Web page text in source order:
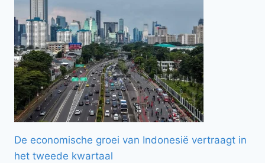
De economische groei van Indonesië vertraagt ​​in
het tweede kwartaal